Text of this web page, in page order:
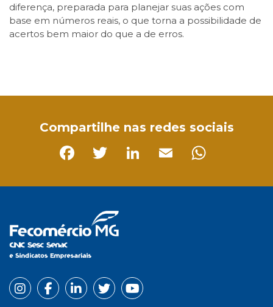
diferença, preparada para planejar suas ações com
base em números reais, o que torna a possibilidade de
acertos bem maior do que a de erros.
Compartilhe nas redes sociais